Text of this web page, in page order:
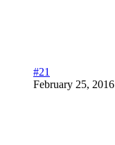
#21
February 25, 2016